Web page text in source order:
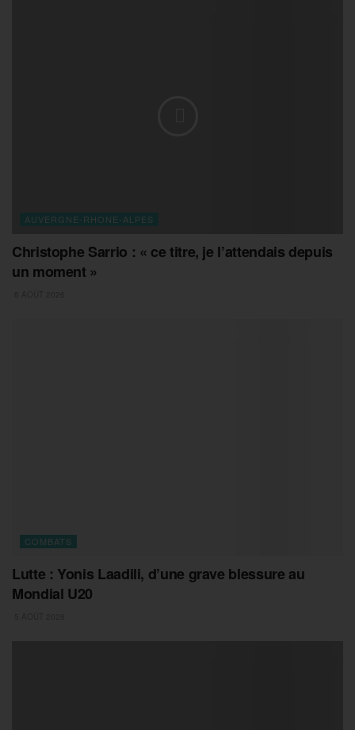
AUVERGNE-RHONE-ALPES
Christophe Sarrio : « ce titre, je l’attendais depuis
un moment »
COMBATS
Lutte : Yonis Laadili, d’une grave blessure au
Mondial U20